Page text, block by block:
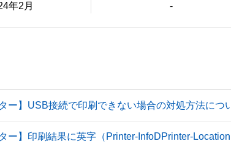
年2月
-
ー】USB接続で印刷できない場合の対処方法につ
ー】印刷結果に英字（Printer-InfoDPrinter-